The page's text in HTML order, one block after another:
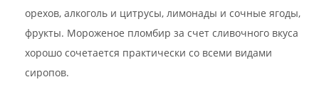
орехов, алкоголь и цитрусы, лимонады и сочные ягоды,
фрукты. Мороженое пломбир за счет сливочного вкуса
хорошо сочетается практически со всеми видами
сиропов.